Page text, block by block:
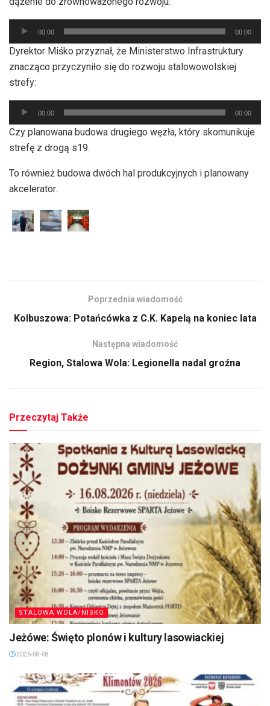
Odtwarzacz
plików
dźwiękowych
00:00 00:00
Dyrektor Miśko przyznał, że Ministerstwo Infrastruktury
znacząco przyczyniło się do rozwoju stalowowolskiej
strefy:
Odtwarzacz
plików
dźwiękowych
00:00 00:00
Czy planowana budowa drugiego węzła, który skomunikuje
strefę z drogą s19.
To również budowa dwóch hal produkcyjnych i planowany
akcelerator.
Poprzednia wiadomość
Kolbuszowa: Potańcówka z C.K. Kapelą na koniec lata
Następna wiadomość
Region, Stalowa Wola: Legionella nadal groźna
Przeczytaj Także
STALOWA WOLA/NISKO
Jeżówe: Święto plonów i kultury lasowiackiej
2026-08-08